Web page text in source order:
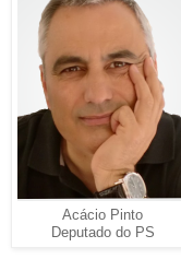
Acácio Pinto
Deputado do PS